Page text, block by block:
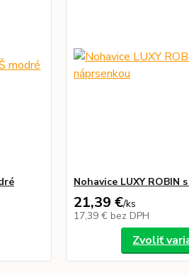
Nohavice LUXY ROBIN
21,39 €/ks
17,39 € bez DPH
Zvoliť